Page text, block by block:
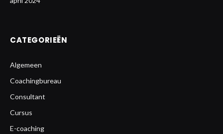
CATEGORIEËN
Algemeen
Coachingbureau
Consultant
Cursus
E-coaching